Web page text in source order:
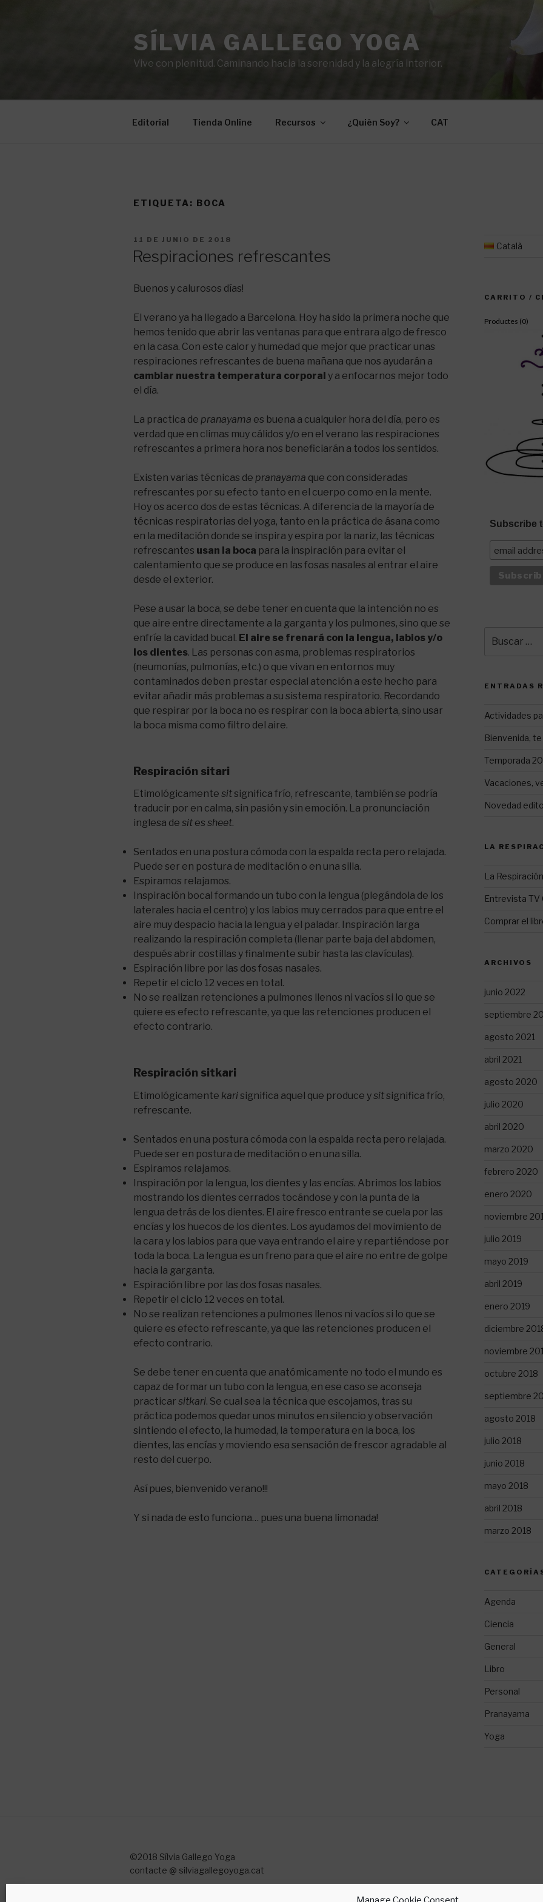
SÍLVIA GALLEGO YOGA
Vive con plenitud. Caminando hacia la serenidad y la alegría interior.
Editorial Tienda Online Recursos ¿Quién Soy? CAT
ETIQUETA: BOCA
PUBLICADO
11 DE JUNIO DE 2018
Respiraciones refrescantes
Buenos y calurosos días!
El verano ya ha llegado a Barcelona. Hoy ha sido la primera noche que
hemos tenido que abrir las ventanas para que entrara algo de fresco
en la casa. Con este calor y humedad que mejor que practicar unas
respiraciones refrescantes de buena mañana que nos ayudarán a
cambiar nuestra temperatura corporal y a enfocarnos mejor todo
el día.
La practica de pranayama es buena a cualquier hora del día, pero es
verdad que en climas muy cálidos y/o en el verano las respiraciones
refrescantes a primera hora nos beneficiarán a todos los sentidos.
Existen varias técnicas de pranayama que con consideradas
refrescantes por su efecto tanto en el cuerpo como en la mente.
Hoy os acerco dos de estas técnicas. A diferencia de la mayoría de
técnicas respiratorias del yoga, tanto en la práctica de ásana como
en la meditación donde se inspira y espira por la nariz, las técnicas
refrescantes usan la boca para la inspiración para evitar el
calentamiento que se produce en las fosas nasales al entrar el aire
desde el exterior.
Pese a usar la boca, se debe tener en cuenta que la intención no es
que aire entre directamente a la garganta y los pulmones, sino que se
enfríe la cavidad bucal. El aire se frenará con la lengua, labios y/o
los dientes. Las personas con asma, problemas respiratorios
(neumonías, pulmonías, etc.) o que vivan en entornos muy
contaminados deben prestar especial atención a este hecho para
evitar añadir más problemas a su sistema respiratorio. Recordando
que respirar por la boca no es respirar con la boca abierta, sino usar
la boca misma como filtro del aire.
Respiración sitari
Etimológicamente sitsignifica frío, refrescante, también se podría
traducir por en calma, sin pasión y sin emoción. La pronunciación
inglesa de sit es sheet.
Sentados en una postura cómoda con la espalda recta pero relajada.
Puede ser en postura de meditación o en una silla.
Espiramos relajamos.
Inspiración bocal formando un tubo con la lengua (plegándola de los
laterales hacia el centro) y los labios muy cerrados para que entre el
aire muy despacio hacia la lengua y el paladar. Inspiración larga
realizando la respiración completa (llenar parte baja del abdomen,
después abrir costillas y finalmente subir hasta las clavículas).
Espiración libre por las dos fosas nasales.
Repetir el ciclo 12 veces en total.
No se realizan retenciones a pulmones llenos ni vacíos si lo que se
quiere es efecto refrescante, ya que las retenciones producen el
efecto contrario.
Respiración sitkari
Etimológicamente karisignifica aquel que produce ysitsignifica frío,
refrescante.
Sentados en una postura cómoda con la espalda recta pero relajada.
Puede ser en postura de meditación o en una silla.
Espiramos relajamos.
Inspiración por la lengua, los dientes y las encías. Abrimos los labios
mostrando los dientes cerrados tocándose y con la punta de la
lengua detrás de los dientes. El aire fresco entrante se cuela por las
encías y los huecos de los dientes. Los ayudamos del movimiento de
la cara y los labios para que vaya entrando el aire y repartiéndose por
toda la boca. La lengua es un freno para que el aire no entre de golpe
hacia la garganta.
Espiración libre por las dos fosas nasales.
Repetir el ciclo 12 veces en total.
No se realizan retenciones a pulmones llenos ni vacíos si lo que se
quiere es efecto refrescante, ya que las retenciones producen el
efecto contrario.
Se debe tener en cuenta que anatómicamente no todo el mundo es
capaz de formar un tubo con la lengua, en ese caso se aconseja
practicar sitkari. Se cual sea la técnica que escojamos, tras su
práctica podemos quedar unos minutos en silencio y observación
sintiendo el efecto, la humedad, la temperatura en la boca, los
dientes, las encías y moviendo esa sensación de frescor agradable al
resto del cuerpo.
Así pues, bienvenido verano!!!
Y si nada de esto funciona… pues una buena limonada!
Català
CARRITO /
Productes (0)
Subscribe
por:
ENTRADAS
Actividades
Bienvenida,
Temporada
Vacaciones,
Novedad
LA
La
Entrevista TV
Comprar el
ARCHIVOS
junio 2022
septiembre
agosto 2021
abril 2021
agosto 2020
julio 2020
abril 2020
marzo 2020
febrero 2020
enero 2020
noviembre
julio 2019
mayo 2019
abril 2019
enero 2019
diciembre
noviembre
octubre 2018
septiembre
agosto 2018
julio 2018
junio 2018
mayo 2018
abril 2018
marzo 2018
Agenda
Ciencia
General
Libro
Personal
Pranayama
Yoga
©2018 Sílvia Gallego Yoga
contacte @ silviagallegoyoga.cat